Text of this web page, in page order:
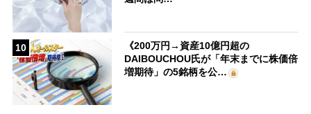
10
《200万円→資産10億円超の
DAIBOUCHOU氏が「年末までに株価倍
増期待」の5銘柄を公…